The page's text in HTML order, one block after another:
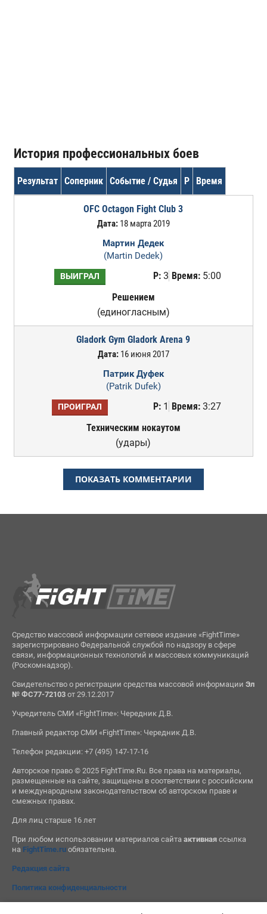
История профессиональных боев
Результат Соперник Событие / Судья Р Время
OFC Octagon Fight Club 3
Дата:18 марта 2019
Мартин Дедек
(Martin Dedek)
ВЫИГРАЛ Р:3 Время:5:00
Решением
(единогласным)
Gladork Gym Gladork Arena 9
Дата:16 июня 2017
Патрик Дуфек
(Patrik Dufek)
ПРОИГРАЛ Р:1 Время:3:27
Техническим нокаутом
(удары)
ПОКАЗАТЬ КОММЕНТАРИИ
Средство массовой информации сетевое издание «FightTime»
зарегистрировано Федеральной службой по надзору в сфере
связи, информационных технологий и массовых коммуникаций
(Роскомнадзор).
Свидетельство о регистрации средства массовой информации Эл
№ ФС77-72103от 29.12.2017
Учредитель СМИ «FightTime»: Чередник Д.В.
Главный редактор СМИ «FightTime»: Чередник Д.В.
Телефон редакции: +7 (495) 147-17-16
Авторское право © 2025 FightTime.Ru. Все права на материалы,
размещенные на сайте, защищены в соответствии с российским
и международным законодательством об авторском праве и
смежных правах.
Для лиц старше 16 лет
При любом использовании материалов сайта активнаяссылка
на FightTime.ruобязательна.
Редакция сайта
Политика конфиденциальности